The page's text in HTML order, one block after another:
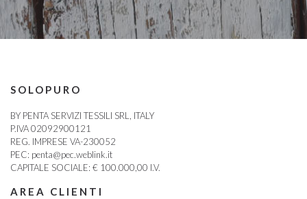
SOLOPURO
BY PENTA SERVIZI TESSILI SRL, ITALY
P.IVA 02092900121
REG. IMPRESE VA-230052
PEC: penta@pec.weblink.it
CAPITALE SOCIALE: € 100.000,00 I.V.
AREA CLIENTI